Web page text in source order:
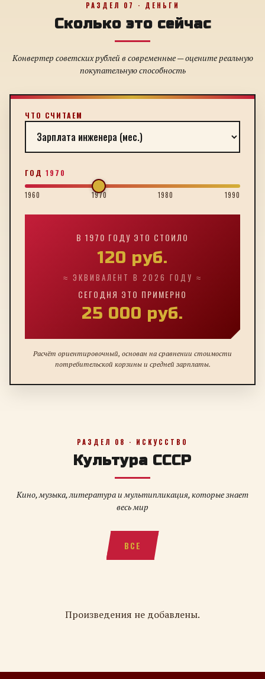
РАЗДЕЛ 07 · ДЕНЬГИ
Сколько это сейчас
Конвертер советских рублей в современные — оцените реальную
покупательную способность
ЧТО СЧИТАЕМ
ГОД 1970
1960 1970 1980 1990
В 1970 ГОДУ ЭТО СТОИЛО
120 руб.
≈ ЭКВИВАЛЕНТ В 2026 ГОДУ ≈
СЕГОДНЯ ЭТО ПРИМЕРНО
25 000 руб.
Расчёт ориентировочный, основан на сравнении стоимости
потребительской корзины и средней зарплаты.
РАЗДЕЛ 08 · ИСКУССТВО
Культура СССР
Кино, музыка, литература и мультипликация, которые знает
весь мир
ВСЕ
Произведения не добавлены.